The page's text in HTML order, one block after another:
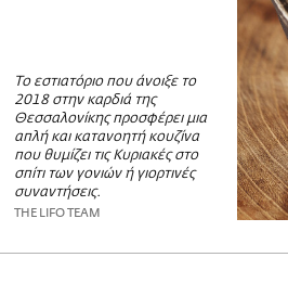
Το εστιατόριο που άνοιξε το
2018 στην καρδιά της
Θεσσαλονίκης προσφέρει μια
απλή και κατανοητή κουζίνα
που θυμίζει τις Κυριακές στο
σπίτι των γονιών ή γιορτινές
συναντήσεις.
THE LIFO TEAM